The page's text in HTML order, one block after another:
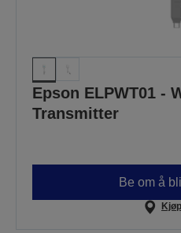
Epson ELPWT01 -
Transmitter
Be om å